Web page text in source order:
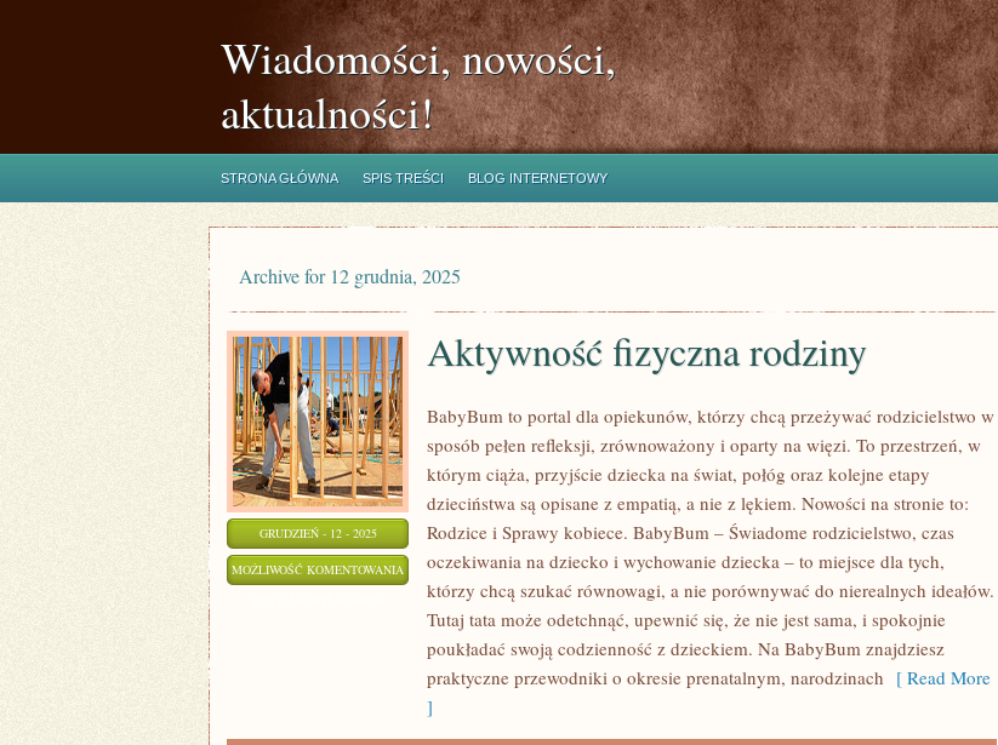
Wiadomości, nowości,
aktualności!
STRONA GŁÓWNA SPIS TREŚCI BLOG INTERNETOWY
Archive for 12 grudnia, 2025
GRUDZIEŃ - 12 - 2025
MOŻLIWOŚĆ KOMENTOWANIA AKTYWNOŚĆ
FIZYCZNA
RODZINY
Aktywność fizyczna rodziny
BabyBum to portal dla opiekunów, którzy chcą przeżywać rodzicielstwo w
sposób pełen refleksji, zrównoważony i oparty na więzi. To przestrzeń, w
którym ciąża, przyjście dziecka na świat, połóg oraz kolejne etapy
dzieciństwa są opisane z empatią, a nie z lękiem. Nowości na stronie to:
Rodzice i Sprawy kobiece. BabyBum – Świadome rodzicielstwo, czas
oczekiwania na dziecko i wychowanie dziecka – to miejsce dla tych,
którzy chcą szukać równowagi, a nie porównywać do nierealnych ideałów.
Tutaj tata może odetchnąć, upewnić się, że nie jest sama, i spokojnie
poukładać swoją codzienność z dzieckiem. Na BabyBum znajdziesz
praktyczne przewodniki o okresie prenatalnym, narodzinach [ Read More
]